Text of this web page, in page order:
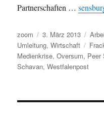
Partnerschaften …
Autor
zoom
Veröffentlicht
am
3. März 2013
Umleitung,Wirtschaft
Medienkrise,Oversum, Peer
Schavan,Westfalenpost